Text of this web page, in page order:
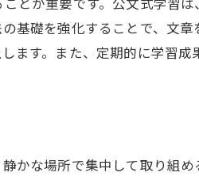
の関係
ティ
ローチ
基礎を強化することで、文
ます。また、定期的に学習
かな場所で集中して取り組